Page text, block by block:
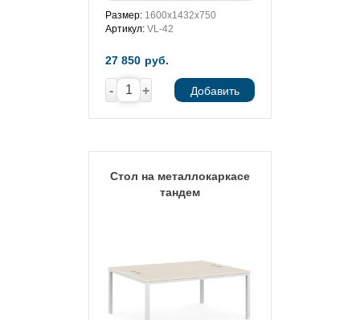
Размер: 1600х1432х750
Артикул: VL-42
27 850 руб.
- + Добавить
Стол на металлокаркасе
тандем